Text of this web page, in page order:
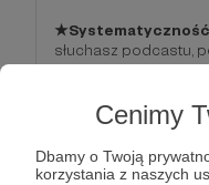
Cenimy
Dbamy o Twoją
korzystania z naszych
★Systematyczność
słuchasz podcastu,
miesiącu
Patroni: 398